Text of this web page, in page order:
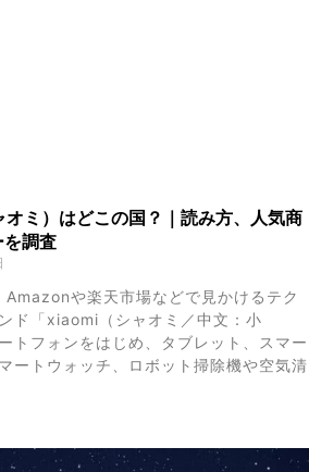
ミ）はどこの国？｜読み方、人気商
を調査
や楽天市場などで見かけるテク
ド「xiaomi（シャオミ／中文：小
トフォンをはじめ、タブレット、スマー
ートウォッチ、ロボット掃除機や空気清